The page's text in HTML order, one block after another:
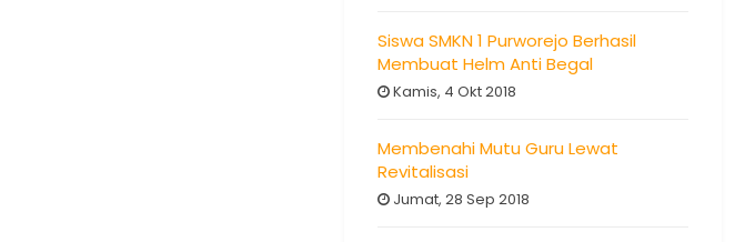
Siswa SMKN 1 Purworejo Berhasil
Membuat Helm Anti Begal
Kamis, 4 Okt 2018
Membenahi Mutu Guru Lewat
Revitalisasi
Jumat, 28 Sep 2018